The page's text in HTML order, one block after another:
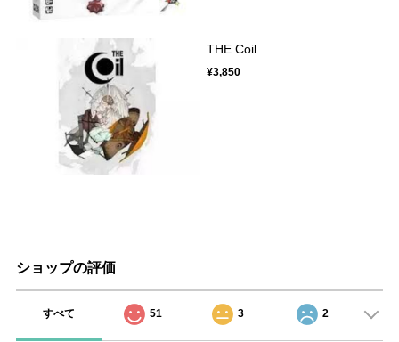
THE Coil
¥3,850
ショップの評価
すべて 51 3 2